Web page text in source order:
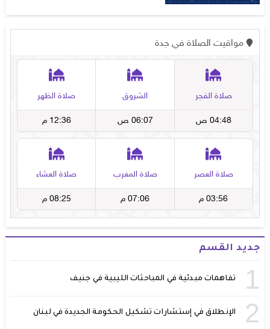
جديد القسم
1 تفاهمات مبدئية في المباحثات الليبية في جنيف
2 الإنطلاق في إستشارات تشكيل الحكومة الجديدة في لبنان